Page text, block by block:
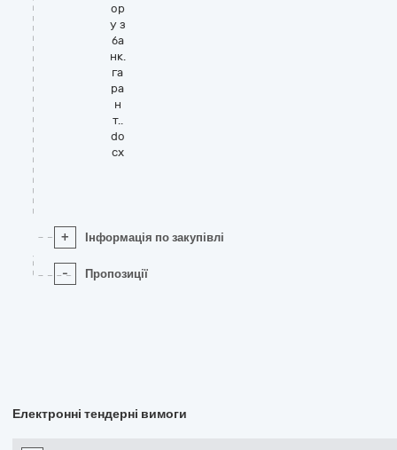
ор
у з
ба
нк.
га
ра
н
т..
do
cx
+ Інформація по закупівлі
- Пропозиції
Електронні тендерні вимоги